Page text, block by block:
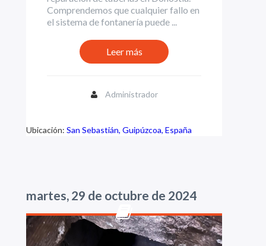
Comprendemos que cualquier fallo en
el sistema de fontanería puede ...
Leer más
Administrador
Ubicación: San Sebastián, Guipúzcoa, España
martes, 29 de octubre de 2024